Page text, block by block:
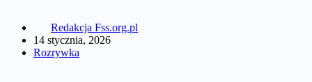
Redakcja Fss.org.pl
14 stycznia, 2026
Rozrywka